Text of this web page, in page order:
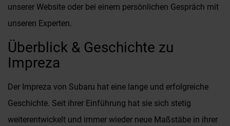
unserer Website oder bei einem persönlichen Gespräch mit
unseren Experten.
Überblick & Geschichte zu
Impreza
Der Impreza von Subaru hat eine lange und erfolgreiche
Geschichte. Seit ihrer Einführung hat sie sich stetig
weiterentwickelt und immer wieder neue Maßstäbe in ihrer